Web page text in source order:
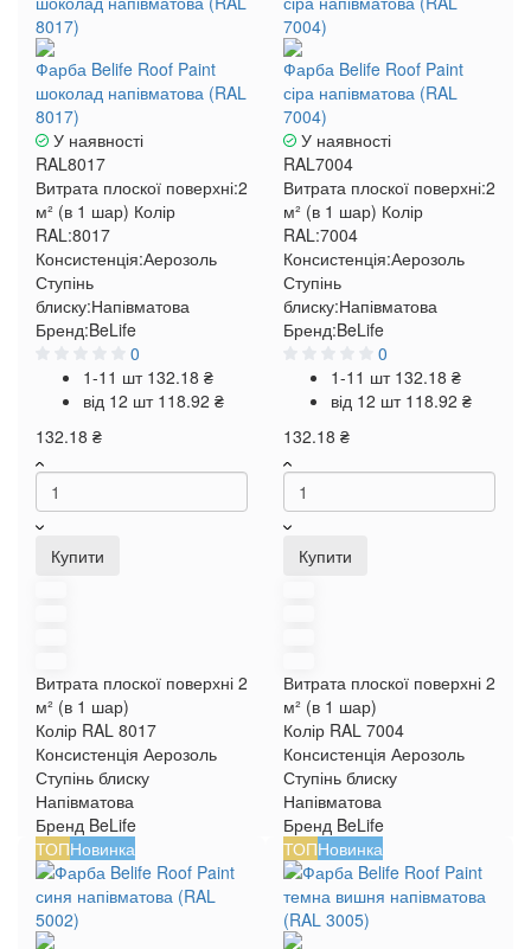
Фарба Belife Roof Paint
шоколад напівматова (RAL
8017)
У наявності
RAL8017
Витрата плоскої поверхні:2
м² (в 1 шар) Колір
RAL:8017
Консистенція:Аерозоль
Ступінь
блиску:Напівматова
Бренд:BeLife
0
1-11 шт 132.18 ₴
від 12 шт 118.92 ₴
132.18 ₴
Купити
Витрата плоскої поверхні 2
м² (в 1 шар)
Колір RAL 8017
Консистенція Аерозоль
Ступінь блиску
Напівматова
Бренд BeLife
Фарба Belife Roof Paint
сіра напівматова (RAL
7004)
У наявності
RAL7004
Витрата плоскої поверхні:2
м² (в 1 шар) Колір
RAL:7004
Консистенція:Аерозоль
Ступінь
блиску:Напівматова
Бренд:BeLife
0
1-11 шт 132.18 ₴
від 12 шт 118.92 ₴
132.18 ₴
Купити
Витрата плоскої поверхні 2
м² (в 1 шар)
Колір RAL 7004
Консистенція Аерозоль
Ступінь блиску
Напівматова
Бренд BeLife
ТОПНовинка ТОПНовинка